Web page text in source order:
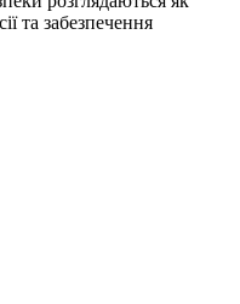
та забезпечення